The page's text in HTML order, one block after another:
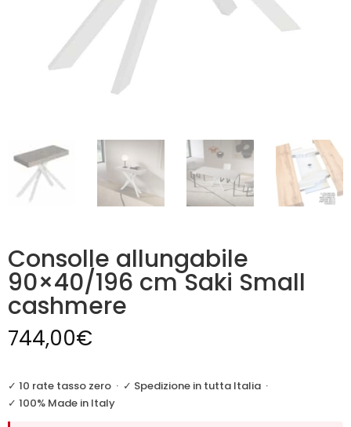
Consolle allungabile
90×40/196 cm Saki Small
cashmere
744,00€
✓ 10 rate tasso zero · ✓ Spedizione in tutta Italia ·
✓ 100% Made in Italy